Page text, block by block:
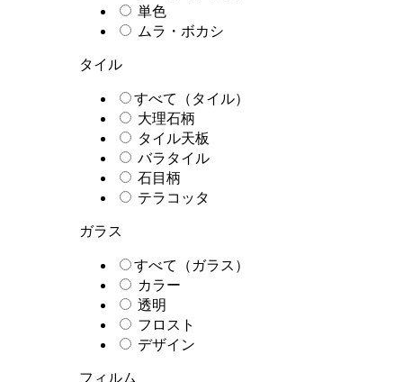
単色
ムラ・ボカシ
タイル
すべて（タイル）
大理石柄
タイル天板
バラタイル
石目柄
テラコッタ
ガラス
すべて（ガラス）
カラー
透明
フロスト
デザイン
フィルム